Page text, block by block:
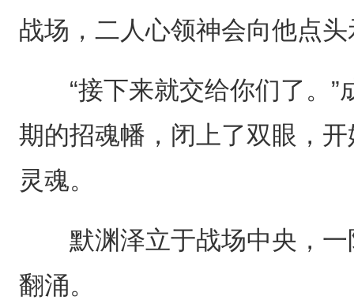
战场，二人心领神会向他点
“接下来就交给你们了。”
期的招魂幡，闭上了双眼，
灵魂。
默渊泽立于战场中央，一
翻涌。